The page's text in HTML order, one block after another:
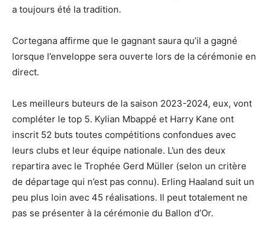
a toujours été la tradition.
Cortegana affirme que le gagnant saura qu’il a gagné
lorsque l’enveloppe sera ouverte lors de la cérémonie en
direct.
Les meilleurs buteurs de la saison 2023-2024, eux, vont
compléter le top 5. Kylian Mbappé et Harry Kane ont
inscrit 52 buts toutes compétitions confondues avec
leurs clubs et leur équipe nationale. L’un des deux
repartira avec le Trophée Gerd Müller (selon un critère
de départage qui n’est pas connu). Erling Haaland suit un
peu plus loin avec 45 réalisations. Il peut totalement ne
pas se présenter à la cérémonie du Ballon d’Or.